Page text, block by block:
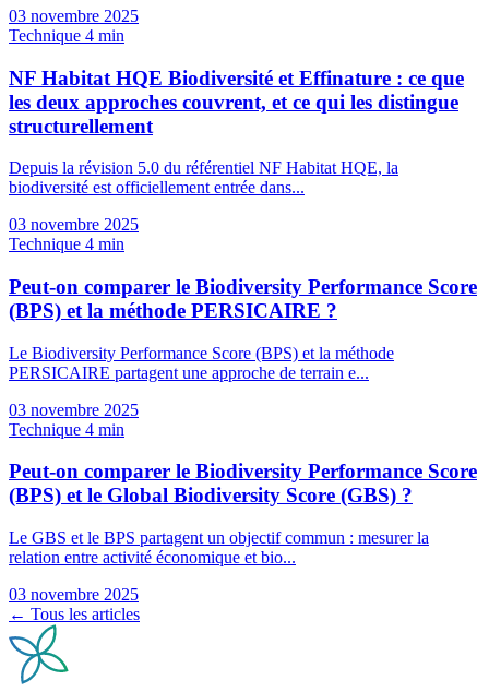
03 novembre 2025
Technique 4 min
NF Habitat HQE Biodiversité et Effinature : ce que
les deux approches couvrent, et ce qui les distingue
structurellement
Depuis la révision 5.0 du référentiel NF Habitat HQE, la
biodiversité est officiellement entrée dans...
03 novembre 2025
Technique 4 min
Peut-on comparer le Biodiversity Performance Score
(BPS) et la méthode PERSICAIRE ?
Le Biodiversity Performance Score (BPS) et la méthode
PERSICAIRE partagent une approche de terrain e...
03 novembre 2025
Technique 4 min
Peut-on comparer le Biodiversity Performance Score
(BPS) et le Global Biodiversity Score (GBS) ?
Le GBS et le BPS partagent un objectif commun : mesurer la
relation entre activité économique et bio...
03 novembre 2025
← Tous les articles